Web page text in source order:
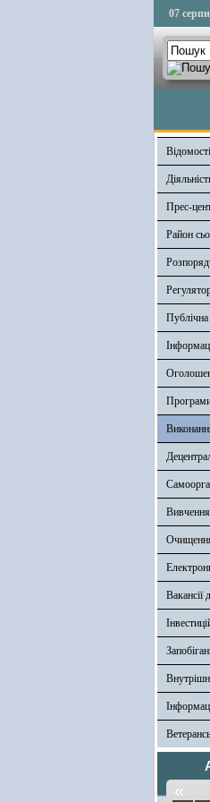
07
Прес-
Район
Програми
Вакансії
«